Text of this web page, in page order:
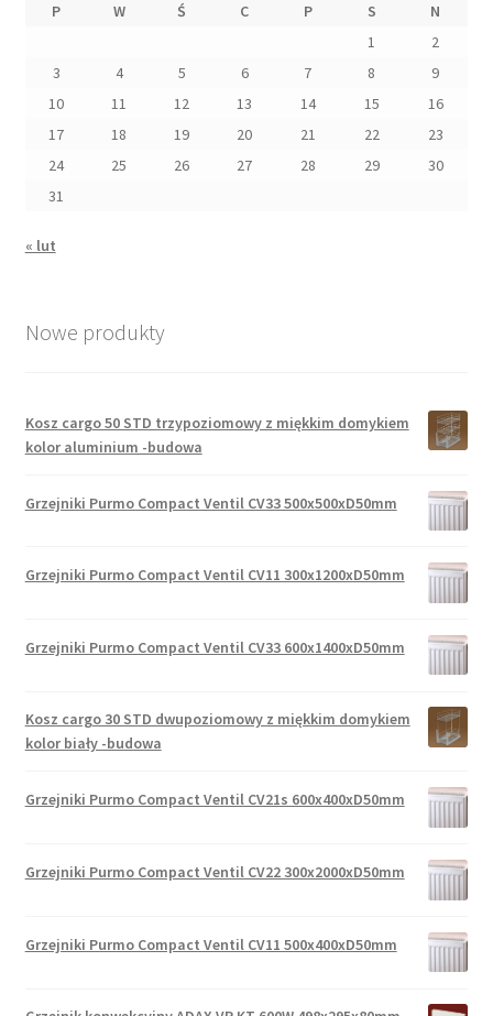
P W Ś C P S
N
1
2
3
4 5 6 7 8
9
10
11 12 13 14 15
16
17
18 19 20 21 22
23
24
25 26 27 28 29
30
31
« lut
Nowe produkty
Kosz cargo 50 STD trzypoziomowy z miękkim domykiem
kolor aluminium -budowa
Grzejniki Purmo Compact Ventil CV33 500x500xD50mm
Grzejniki Purmo Compact Ventil CV11 300x1200xD50mm
Grzejniki Purmo Compact Ventil CV33 600x1400xD50mm
Kosz cargo 30 STD dwupoziomowy z miękkim domykiem
kolor biały -budowa
Grzejniki Purmo Compact Ventil CV21s 600x400xD50mm
Grzejniki Purmo Compact Ventil CV22 300x2000xD50mm
Grzejniki Purmo Compact Ventil CV11 500x400xD50mm